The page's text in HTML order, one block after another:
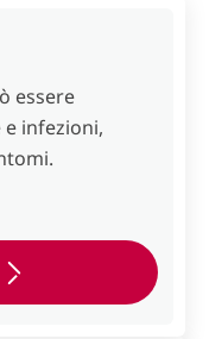
essere
infezioni,